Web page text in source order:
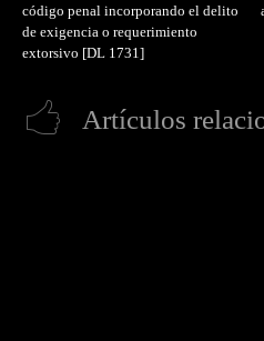
código penal incorporando el delito
de exigencia o requerimiento
extorsivo [DL 1731]
Artículos